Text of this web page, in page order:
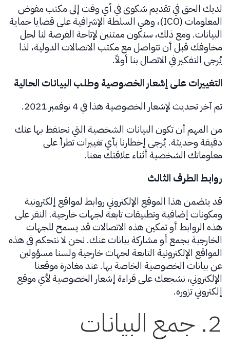
لديك الحق في تقديم شكوى في أي وقت إلى مكتب مفوض
المعلومات (ICO)، وهي السلطة الإشرافية على قضايا حماية
البيانات. ومع ذلك، سنكون ممتنين لإتاحة الفرصة لنا لحل
مخاوفك قبل أن تتواصل مع مكتب الاتصالات الدولية، لذا
يُرجى التفكير في الاتصال بنا أولاً.
التغييرات على إشعار الخصوصية وطلب البيانات الحالية
تم آخر تحديث لإشعار الخصوصية هذا في 4 نوفمبر 2021.
من المهم أن تكون البيانات الشخصية التي نحتفظ بها عنك
دقيقة وحديثة. يُرجى إخطارنا بأي تغييرات تطرأ على
معلوماتك الشخصية أثناء علاقتك معنا.
روابط الطرف الثالث
قد يتضمن هذا الموقع الإلكتروني روابط لمواقع إلكترونية
ومكونات إضافية وتطبيقات تابعة لجهات خارجية. النقر على
هذه الروابط أو تمكين هذه الاتصالات قد يسمح للجهات
الخارجية بجمع أو مشاركة بيانات عنك. نحن لا نتحكم في هذه
المواقع الإلكترونية التابعة لجهات خارجية ولسنا مسؤولين
عن بيانات الخصوصية الخاصة بها. عند مغادرة موقعنا
الإلكتروني، نشجعك على قراءة إشعار الخصوصية لأي موقع
إلكتروني تزوره.
2. جمع البيانات